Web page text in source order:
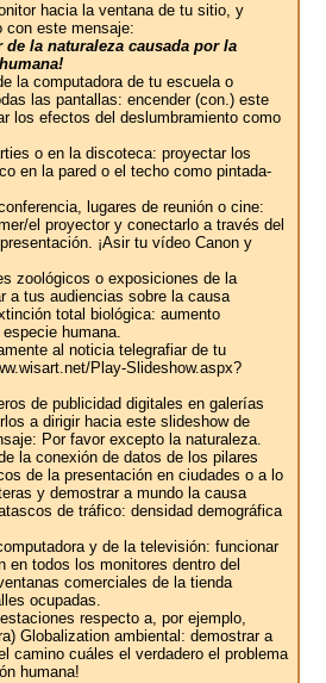
hacia la ventana de tu sitio, y
con este mensaje:
de la naturaleza causada por la
la computadora de tu escuela o
las pantallas: encender (con.) este
los efectos del deslumbramiento como
o en la discoteca: proyectar los
en la pared o el techo como pintada-
lugares de reunión o cine:
el proyector y conectarlo a través del
¡Asir tu vídeo Canon y
zoológicos o exposiciones de la
a tus audiencias sobre la causa
total biológica: aumento
humana.
al noticia telegrafiar de tu
Play-Slideshow.aspx?
de publicidad digitales en galerías
a dirigir hacia este slideshow de
Por favor excepto la naturaleza.
la conexión de datos de los pilares
de la presentación en ciudades o a lo
y demostrar a mundo la causa
de tráfico: densidad demográfica
y de la televisión: funcionar
en todos los monitores dentro del
comerciales de la tienda
ocupadas.
respecto a, por ejemplo,
Globalization ambiental: demostrar a
camino cuáles el verdadero el problema
humana!